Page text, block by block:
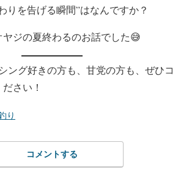
りを告げる瞬間”はなんですか？
ジの夏終わるのお話でした😅
ング好きの方も、甘党の方も、ぜひコ
さい！
り
コメントする